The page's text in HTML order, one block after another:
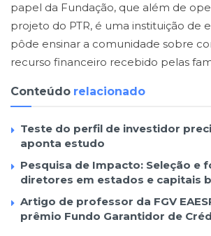
papel da Fundação, que além de
projeto do PTR, é uma instituição de
pôde ensinar a comunidade sobre
recurso financeiro recebido pelas
Conteúdo relacionado
Teste do perfil de investidor
aponta estudo
Pesquisa de Impacto: Seleção e
diretores em estados e capitais
Artigo de professor da FGV
prêmio Fundo Garantidor de